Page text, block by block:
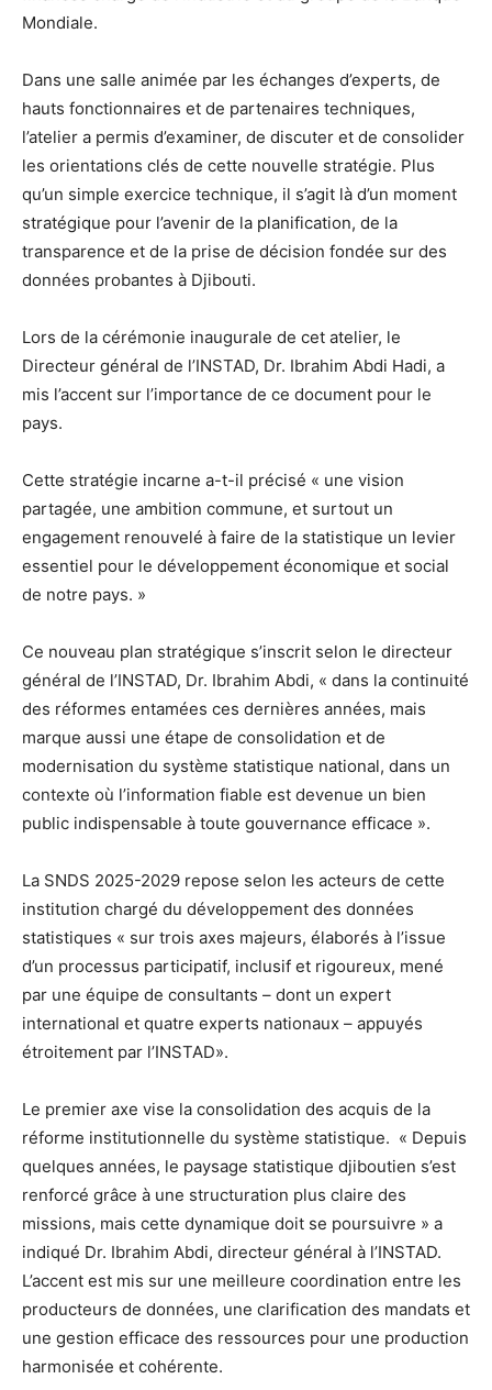
Mondiale.
Dans une salle animée par les échanges d’experts, de
hauts fonctionnaires et de partenaires techniques,
l’atelier a permis d’examiner, de discuter et de consolider
les orientations clés de cette nouvelle stratégie. Plus
qu’un simple exercice technique, il s’agit là d’un moment
stratégique pour l’avenir de la planification, de la
transparence et de la prise de décision fondée sur des
données probantes à Djibouti.
Lors de la cérémonie inaugurale de cet atelier, le
Directeur général de l’INSTAD, Dr. Ibrahim Abdi Hadi, a
mis l’accent sur l’importance de ce document pour le
pays.
Cette stratégie incarne a-t-il précisé « une vision
partagée, une ambition commune, et surtout un
engagement renouvelé à faire de la statistique un levier
essentiel pour le développement économique et social
de notre pays. »
Ce nouveau plan stratégique s’inscrit selon le directeur
général de l’INSTAD, Dr. Ibrahim Abdi, « dans la continuité
des réformes entamées ces dernières années, mais
marque aussi une étape de consolidation et de
modernisation du système statistique national, dans un
contexte où l’information fiable est devenue un bien
public indispensable à toute gouvernance efficace ».
La SNDS 2025-2029 repose selon les acteurs de cette
institution chargé du développement des données
statistiques « sur trois axes majeurs, élaborés à l’issue
d’un processus participatif, inclusif et rigoureux, mené
par une équipe de consultants – dont un expert
international et quatre experts nationaux – appuyés
étroitement par l’INSTAD».
Le premier axe vise la consolidation des acquis de la
réforme institutionnelle du système statistique. « Depuis
quelques années, le paysage statistique djiboutien s’est
renforcé grâce à une structuration plus claire des
missions, mais cette dynamique doit se poursuivre » a
indiqué Dr. Ibrahim Abdi, directeur général à l’INSTAD.
L’accent est mis sur une meilleure coordination entre les
producteurs de données, une clarification des mandats et
une gestion efficace des ressources pour une production
harmonisée et cohérente.